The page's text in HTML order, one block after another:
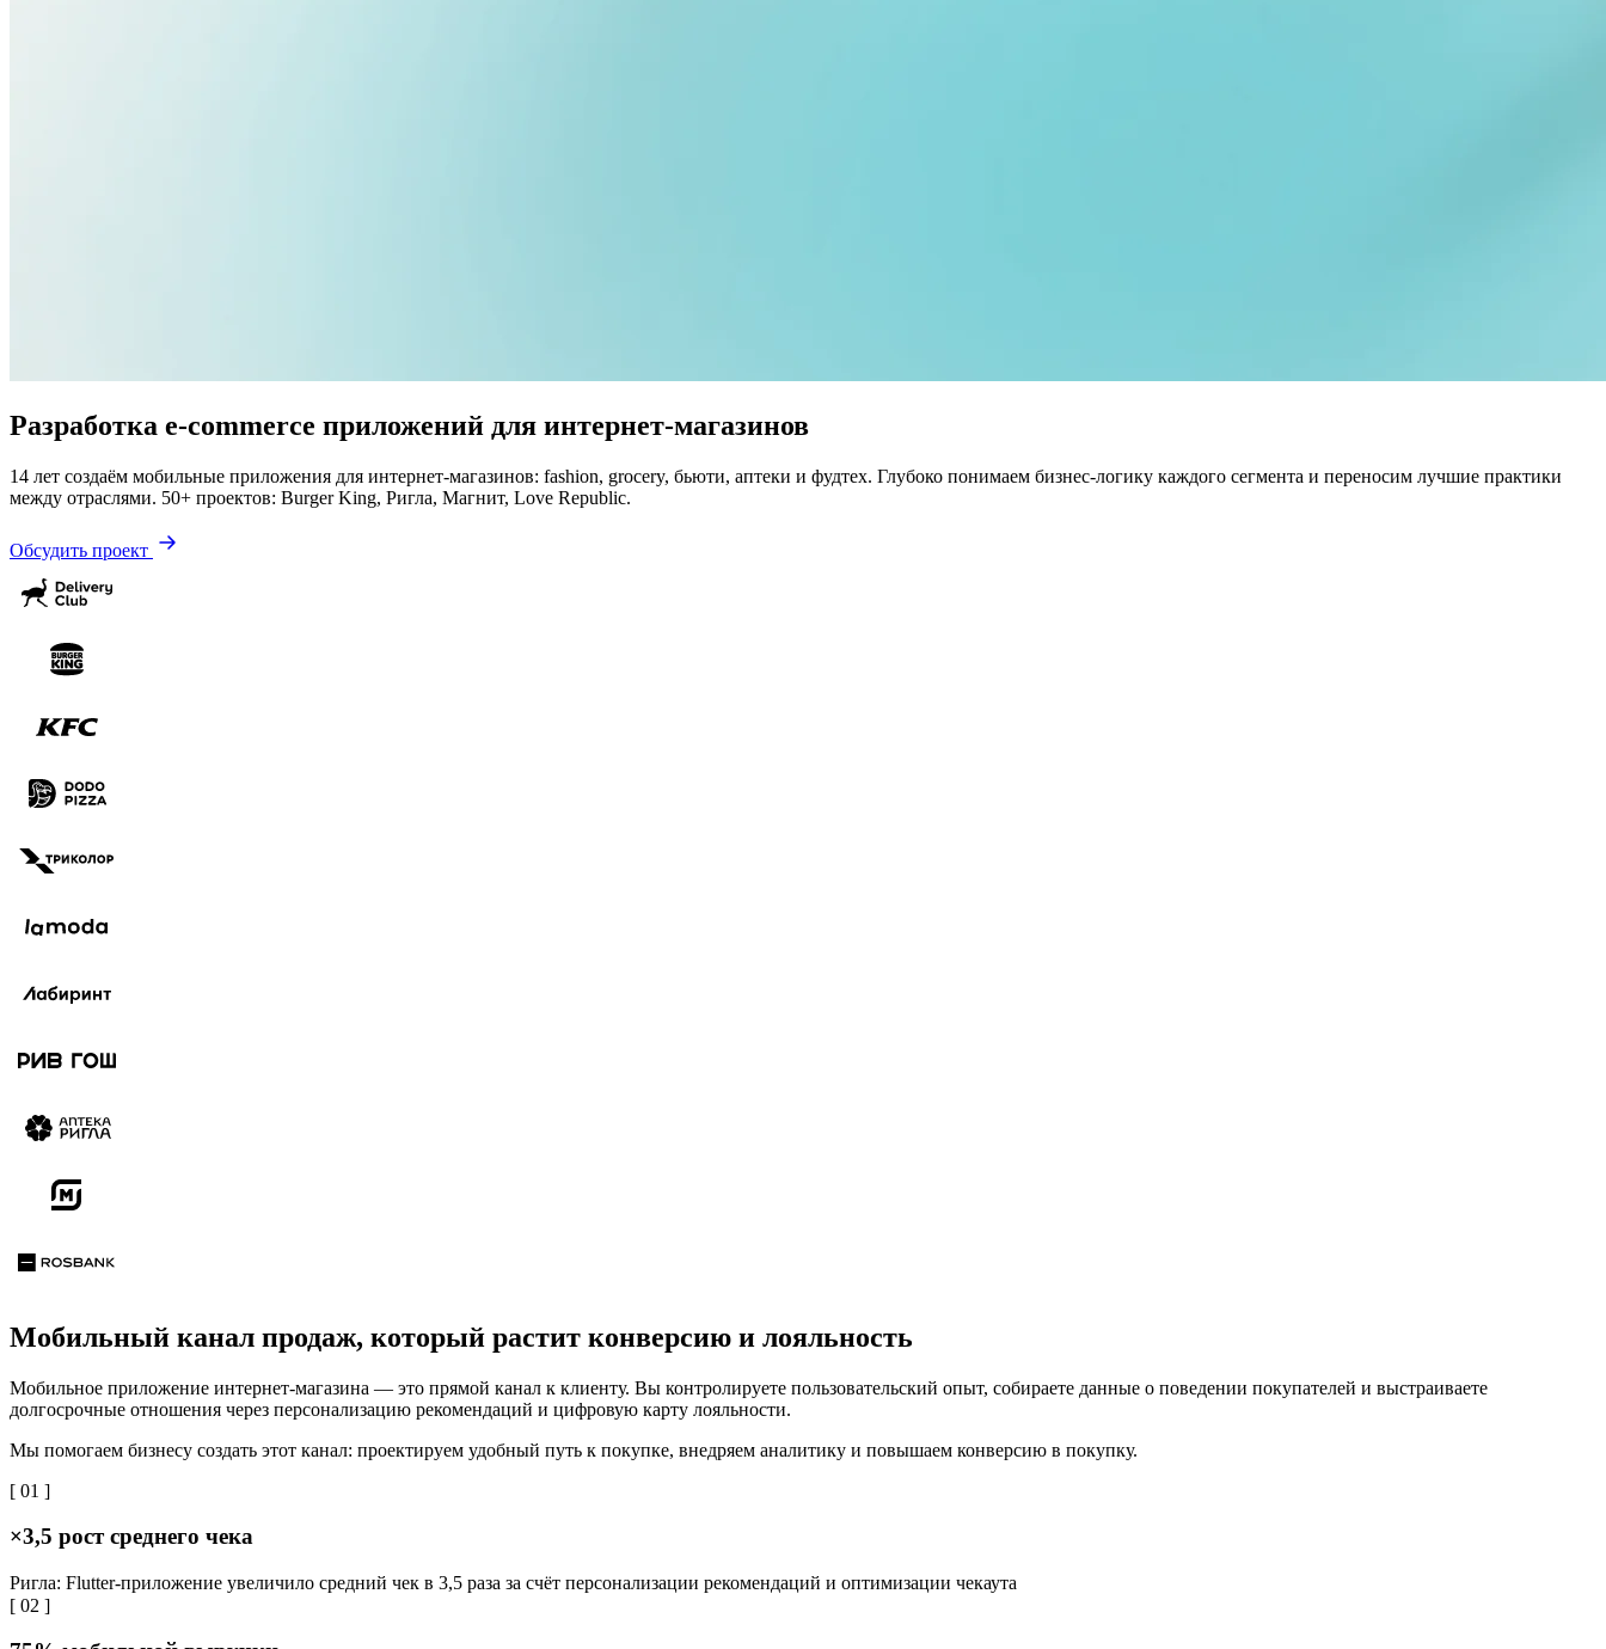
Разработка e-commerce приложений для интернет-магазинов
14 лет создаём мобильные приложения для интернет-магазинов: fashion, grocery, бьюти, аптеки и фудтех. Глубоко понимаем бизнес-логику каждого сегмента и переносим лучшие практики
между отраслями. 50+ проектов: Burger King, Ригла, Магнит, Love Republic.
Обсудить проект
Мобильный канал продаж, который растит конверсию и лояльность
Мобильное приложение интернет-магазина — это прямой канал к клиенту. Вы контролируете пользовательский опыт, собираете данные о поведении покупателей и выстраиваете
долгосрочные отношения через персонализацию рекомендаций и цифровую карту лояльности.
Мы помогаем бизнесу создать этот канал: проектируем удобный путь к покупке, внедряем аналитику и повышаем конверсию в покупку.
[ 01 ]
×3,5 рост среднего чека
Ригла: Flutter-приложение увеличило средний чек в 3,5 раза за счёт персонализации рекомендаций и оптимизации чекаута
[ 02 ]